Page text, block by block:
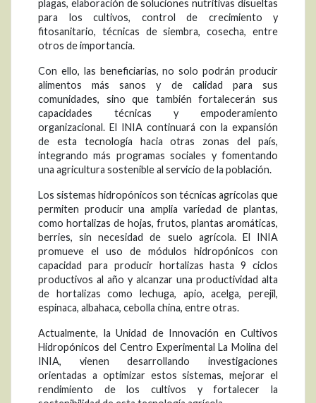
plagas, elaboración de soluciones nutritivas disueltas
para los cultivos, control de crecimiento y
fitosanitario, técnicas de siembra, cosecha, entre
otros de importancia.
Con ello, las beneficiarias, no solo podrán producir
alimentos más sanos y de calidad para sus
comunidades, sino que también fortalecerán sus
capacidades técnicas y empoderamiento
organizacional. El INIA continuará con la expansión
de esta tecnología hacia otras zonas del país,
integrando más programas sociales y fomentando
una agricultura sostenible al servicio de la población.
Los sistemas hidropónicos son técnicas agrícolas que
permiten producir una amplia variedad de plantas,
como hortalizas de hojas, frutos, plantas aromáticas,
berries, sin necesidad de suelo agrícola. El INIA
promueve el uso de módulos hidropónicos con
capacidad para producir hortalizas hasta 9 ciclos
productivos al año y alcanzar una productividad alta
de hortalizas como lechuga, apio, acelga, perejil,
espinaca, albahaca, cebolla china, entre otras.
Actualmente, la Unidad de Innovación en Cultivos
Hidropónicos del Centro Experimental La Molina del
INIA, vienen desarrollando investigaciones
orientadas a optimizar estos sistemas, mejorar el
rendimiento de los cultivos y fortalecer la